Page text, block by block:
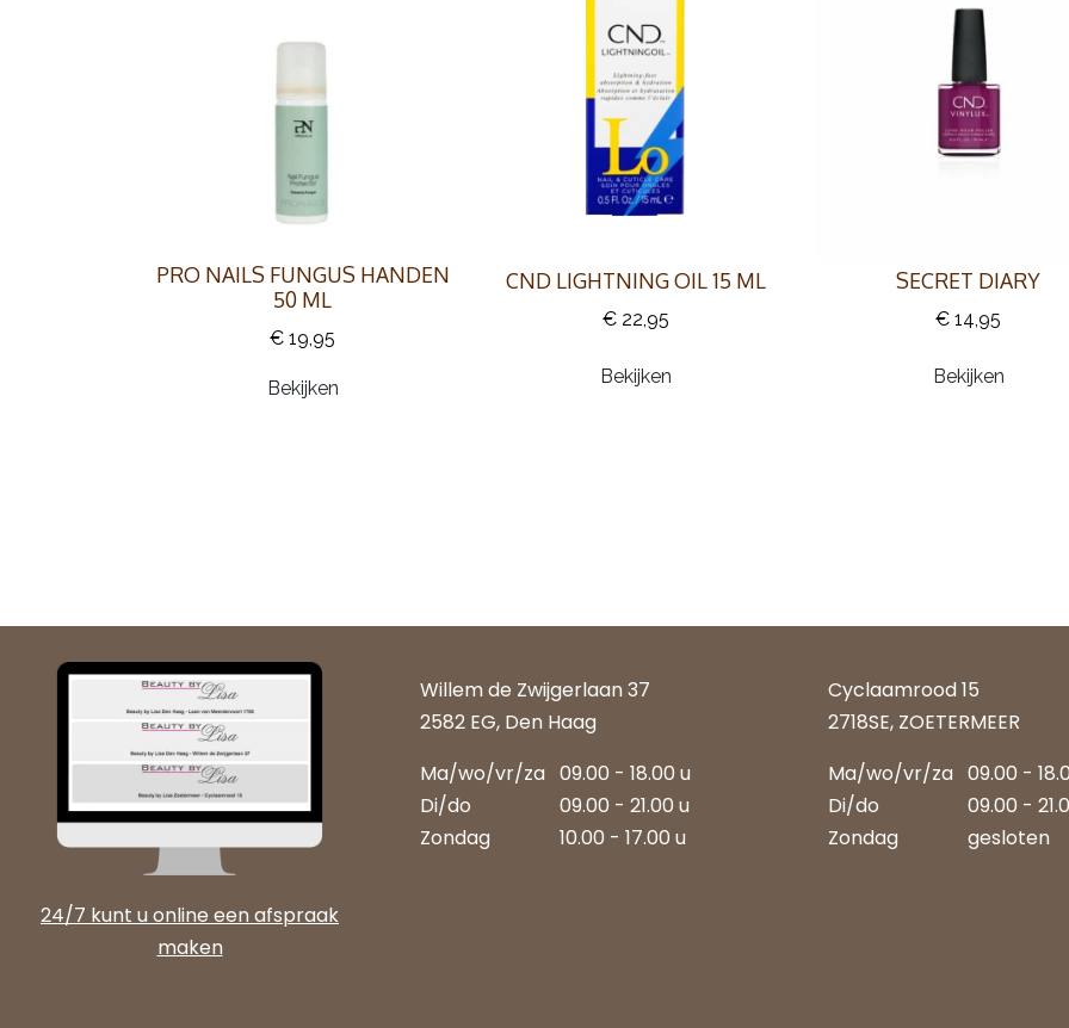
PRO NAILS FUNGUS HANDEN
50 ML
€ 19,95
Bekijken
CND LIGHTNING OIL 15 ML
€ 22,95
Bekijken
SECRET DIARY
€ 14,95
Bekijken
24/7 kunt u online een afspraak
maken
Willem de Zwijgerlaan 37
2582 EG, Den Haag
Ma/wo/vr/za 09.00 - 18.00 u
Di/do
09.00 - 21.00 u
Zondag
10.00 - 17.00 u
Cyclaamrood 15
2718SE, ZOETERMEER
Ma/wo/vr/za 09.00 -
Di/do
09.00 -
Zondag
gesloten